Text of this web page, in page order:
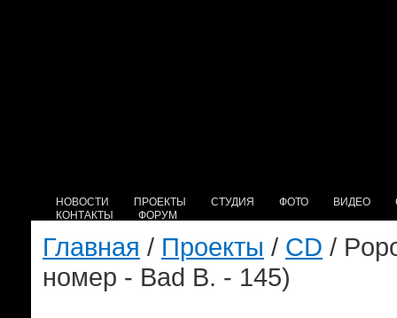
НОВОСТИ ПРОЕКТЫ СТУДИЯ ФОТО ВИДЕО
КОНТАКТЫ
ФОРУМ
Главная / Проекты / CD /
номер - Bad B. - 145)